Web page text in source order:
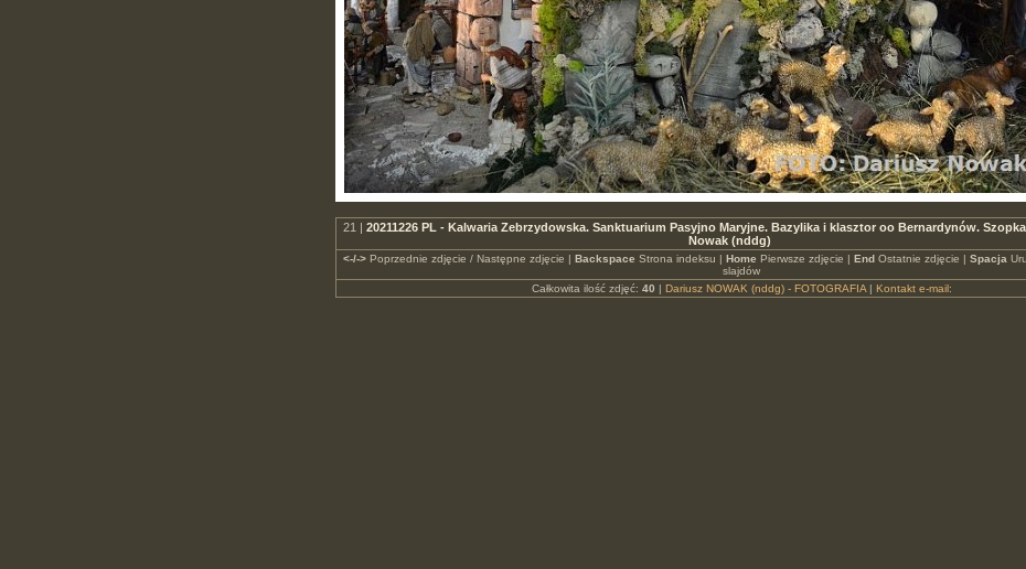
21 | 20211226 PL - Kalwaria Zebrzydowska. Sanktuarium Pasyjno Maryjne. Bazylika i klasztor oo Bernardynów.
Nowak (nddg)
<-/->Poprzednie zdjęcie / Następne zdjęcie | Backspace Strona indeksu | Home Pierwsze zdjęcie | EndOstatnie zdjęcie | Spacja
slajdów
Całkowita ilość zdjęć: 40 | Dariusz NOWAK (nddg) - FOTOGRAFIA| Kontakt e-mail: